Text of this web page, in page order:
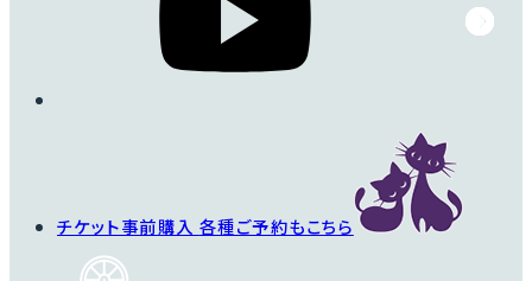
チケット事前購入 各種ご予約もこちら